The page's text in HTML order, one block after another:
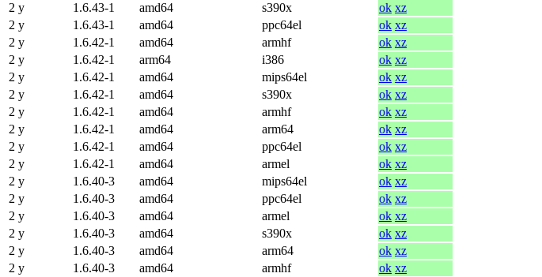
2 y
1.6.43-1 amd64 s390x ok xz
2 y
1.6.43-1 amd64 ppc64el ok xz
2 y
1.6.42-1 amd64 armhf ok xz
2 y
1.6.42-1 arm64 i386 ok xz
2 y
1.6.42-1 amd64 mips64el ok xz
2 y
1.6.42-1 amd64 s390x ok xz
2 y
1.6.42-1 amd64 armhf ok xz
2 y
1.6.42-1 amd64 arm64 ok xz
2 y
1.6.42-1 amd64 ppc64el ok xz
2 y
1.6.42-1 amd64 armel ok xz
2 y
1.6.40-3 amd64 mips64el ok xz
2 y
1.6.40-3 amd64 ppc64el ok xz
2 y
1.6.40-3 amd64 armel ok xz
2 y
1.6.40-3 amd64 s390x ok xz
2 y
1.6.40-3 amd64 arm64 ok xz
2 y
1.6.40-3 amd64 armhf ok xz